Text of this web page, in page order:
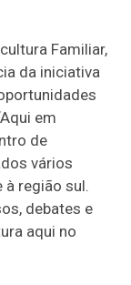
Familiar,
da iniciativa
em
de
vários
região sul.
debates e
aqui no